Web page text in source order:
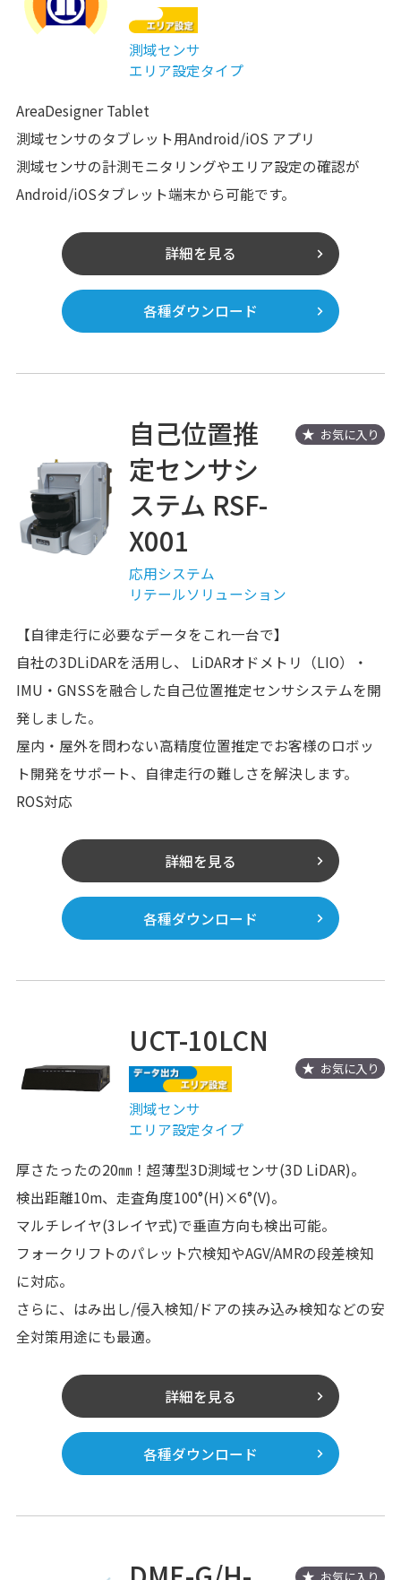
測域センサ
エリア設定タイプ
AreaDesigner Tablet
測域センサのタブレット用Android/iOS アプリ
測域センサの計測モニタリングやエリア設定の確認が
Android/iOSタブレット端末から可能です。
詳細を見る
各種ダウンロード
お気に入り
自己位置推
定センサシ
ステム RSF-
X001
応用システム
リテールソリューション
【自律走行に必要なデータをこれ一台で】
自社の3DLiDARを活用し、 LiDARオドメトリ（LIO）・
IMU・GNSSを融合した自己位置推定センサシステムを開
発しました。
屋内・屋外を問わない高精度位置推定でお客様のロボッ
ト開発をサポート、自律走行の難しさを解決します。
ROS対応
詳細を見る
各種ダウンロード
お気に入り
UCT-10LCN
測域センサ
エリア設定タイプ
厚さたったの20㎜！超薄型3D測域センサ(3D LiDAR)。
検出距離10m、走査角度100°(H)×6°(V)。
マルチレイヤ(3レイヤ式)で垂直方向も検出可能。
フォークリフトのパレット穴検知やAGV/AMRの段差検知
に対応。
さらに、はみ出し/侵入検知/ドアの挟み込み検知などの安
全対策用途にも最適。
詳細を見る
各種ダウンロード
お気に入り